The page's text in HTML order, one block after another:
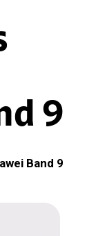
9
Band 9